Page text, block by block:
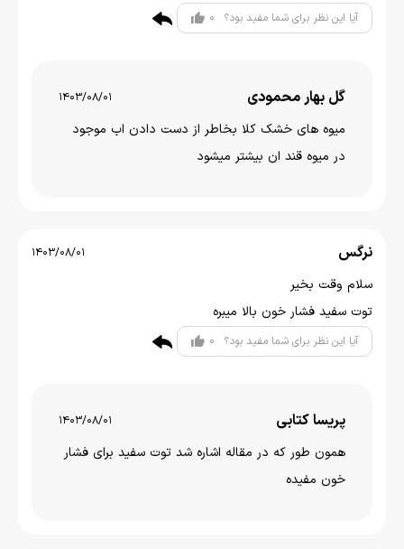
آیا این نظر برای شما مفید بود؟ 0
گل بهار محمودی 1403/08/01
میوه های خشک کلا بخاطر از دست دادن اب موجود
در میوه قند ان بیشتر میشود
نرگس 1403/08/01
سلام وقت بخیر
توت سفید فشار خون بالا میبره
آیا این نظر برای شما مفید بود؟ 0
پریسا کتابی 1403/08/01
همون طور که در مقاله اشاره شد توت سفید برای فشار
خون مفیده